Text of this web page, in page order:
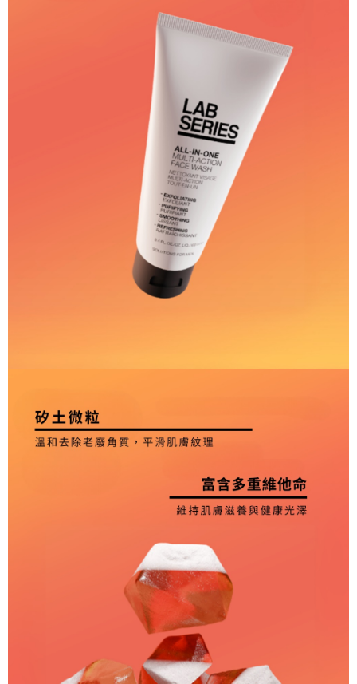
每筆NT$60，滿NT$2,000(含以上)免運費
每筆NT$60，滿NT$2,000(含以上)免運費
每筆NT$100，滿NT$2,000(含以上)免運費